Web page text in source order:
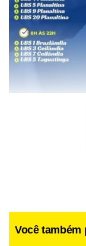
recebeu a D2 há
Você também